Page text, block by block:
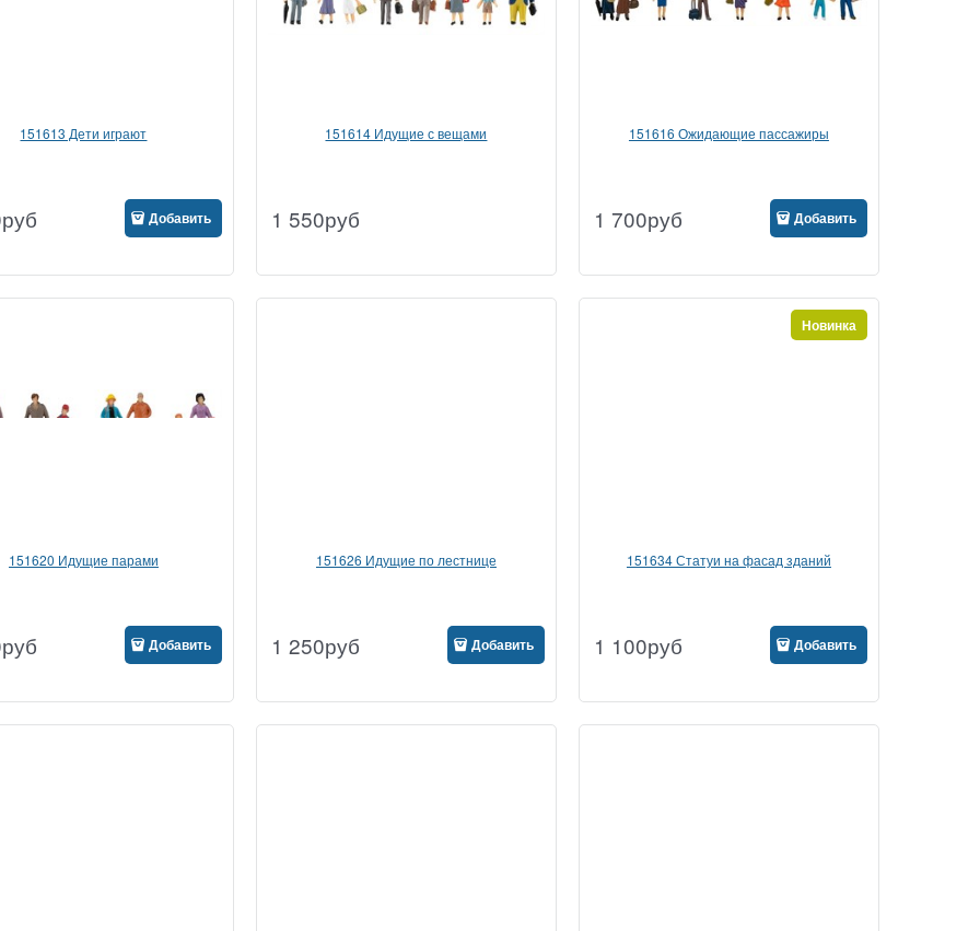
151613 Дети играют
руб Добавить
151614 Идущие с вещами
1 550руб
151616 Ожидающие пассажиры
1 700руб Добавить
151620 Идущие парами
руб Добавить
151626 Идущие по лестнице
1 250руб Добавить
151634 Статуи на фасад зданий
Новинка
1 100руб Добавить